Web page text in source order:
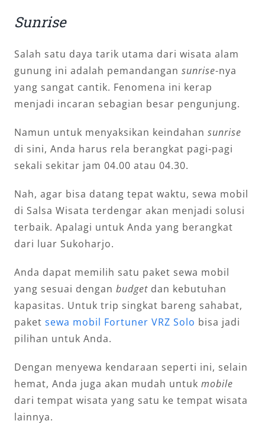
Sunrise
Salah satu daya tarik utama dari wisata alam
gunung ini adalah pemandangan sunrise-nya
yang sangat cantik. Fenomena ini kerap
menjadi incaran sebagian besar pengunjung.
Namun untuk menyaksikan keindahan sunrise
di sini, Anda harus rela berangkat pagi-pagi
sekali sekitar jam 04.00 atau 04.30.
Nah, agar bisa datang tepat waktu, sewa mobil
di Salsa Wisata terdengar akan menjadi solusi
terbaik. Apalagi untuk Anda yang berangkat
dari luar Sukoharjo.
Anda dapat memilih satu paket sewa mobil
yang sesuai dengan budget dan kebutuhan
kapasitas. Untuk trip singkat bareng sahabat,
paket sewa mobil Fortuner VRZ Solo bisa jadi
pilihan untuk Anda.
Dengan menyewa kendaraan seperti ini, selain
hemat, Anda juga akan mudah untuk mobile
dari tempat wisata yang satu ke tempat wisata
lainnya.